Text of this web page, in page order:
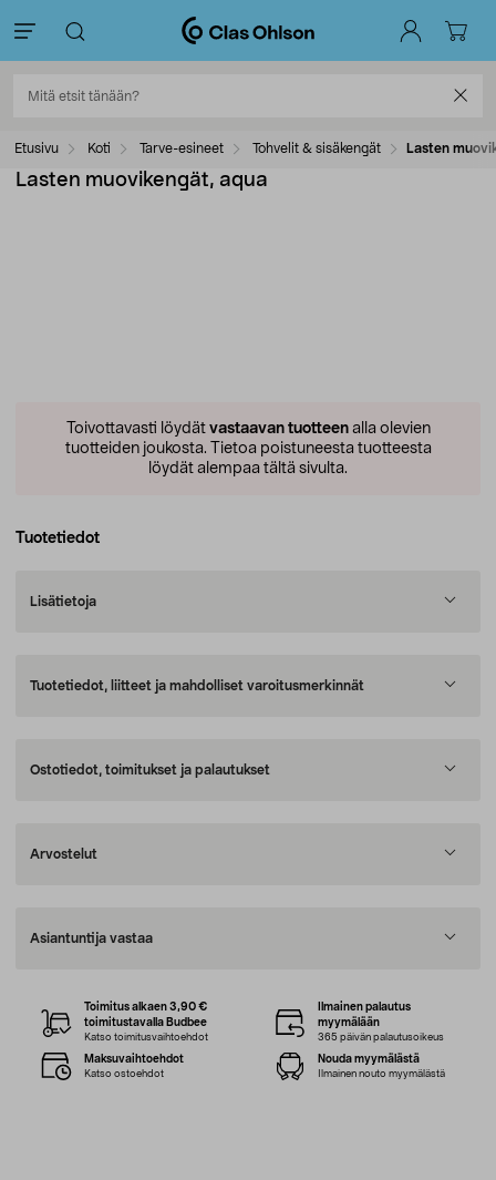
Etusivu Koti Tarve-esineet Tohvelit & sisäkengät Lasten
Lasten muovikengät, aqua
Toivottavasti löydät vastaavan tuotteenalla olevien
tuotteiden joukosta. Tietoa poistuneesta tuotteesta
löydät alempaa tältä sivulta.
Tuotetiedot
Lisätietoja
Tuotetiedot, liitteet ja mahdolliset varoitusmerkinnät
Ostotiedot, toimitukset ja palautukset
Arvostelut
Asiantuntija vastaa
Toimitus alkaen 3,90 €
toimitustavalla Budbee
Katso toimitusvaihtoehdot
Ilmainen palautus
myymälään
365 päivän palautusoikeus
Maksuvaihtoehdot
Katso ostoehdot
Nouda myymälästä
Ilmainen nouto myymälästä